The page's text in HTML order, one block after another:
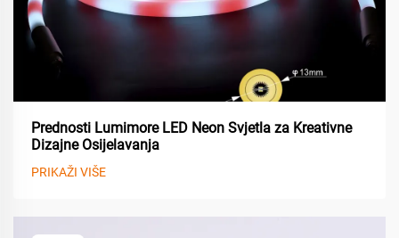
Prednosti Lumimore LED Neon Svjetla za Kreativne
Dizajne Osijelavanja
PRIKAŽI VIŠE